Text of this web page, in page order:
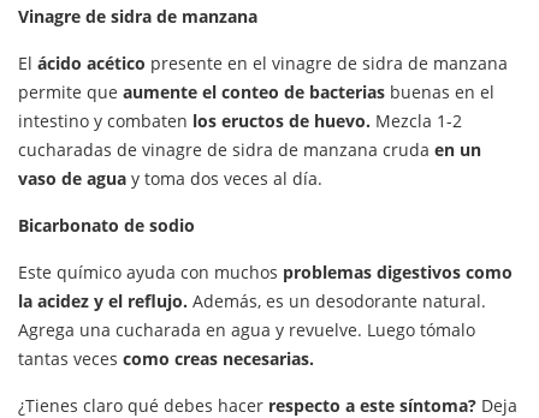
Vinagre de sidra de manzana
El ácido acético presente en el vinagre de sidra de manzana
permite que aumente el conteo de bacterias buenas en el
intestino y combaten los eructos de huevo. Mezcla 1-2
cucharadas de vinagre de sidra de manzana cruda en un
vaso de agua y toma dos veces al día.
Bicarbonato de sodio
Este químico ayuda con muchos problemas digestivos como
la acidez y el reflujo. Además, es un desodorante natural.
Agrega una cucharada en agua y revuelve. Luego tómalo
tantas veces como creas necesarias.
¿Tienes claro qué debes hacer respecto a este síntoma? Deja